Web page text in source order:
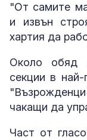
"От самите
и извън
хартия да
Около обяд
секции в
чакащи да
Част от